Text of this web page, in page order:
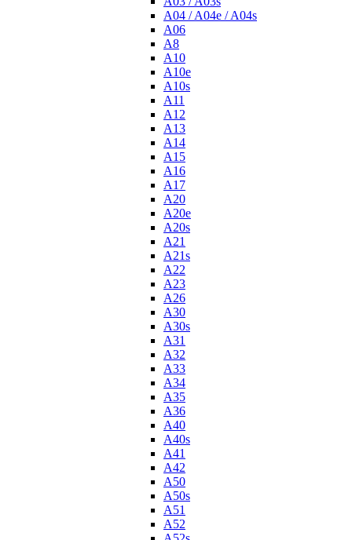
A04 / A04e / A04s
A06
A8
A10
A10e
A10s
A11
A12
A13
A14
A15
A16
A17
A20
A20e
A20s
A21
A21s
A22
A23
A26
A30
A30s
A31
A32
A33
A34
A35
A36
A40
A40s
A41
A42
A50
A50s
A51
A52